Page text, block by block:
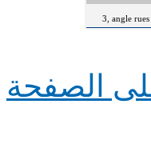
3, angle
الصفحة